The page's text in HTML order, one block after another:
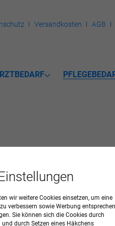
Versandkosten AGB
wir weitere Cookies einsetzen, um eine
verbessern sowie Werbung
Sie können sich die Cookies durch
durch Setzen eines Häkchens